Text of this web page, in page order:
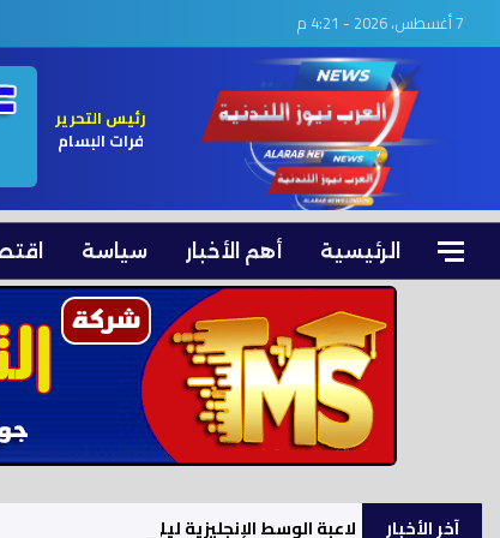
7 أغسطس، 2026 - 4:21 م
رئيس التحرير
فرات البسام
الرئيسية أهم الأخبار سياسة
آخر الأخبار لاعبة الوسط الإنجليزية ليلي مورفي تنضم